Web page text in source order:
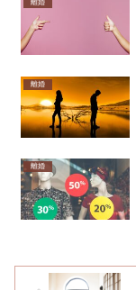
離婚
離婚
離婚